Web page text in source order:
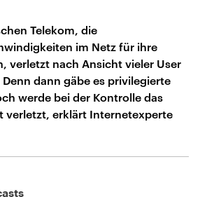
Telekom, die
im Netz für ihre
verletzt nach Ansicht vieler User
dann gäbe es privilegierte
werde bei der Kontrolle das
verletzt, erklärt Internetexperte